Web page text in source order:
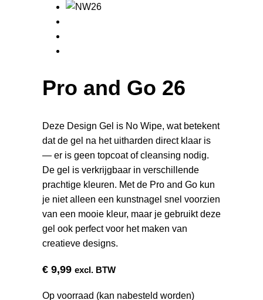
Pro and Go 26
Deze Design Gel is No Wipe, wat betekent
dat de gel na het uitharden direct klaar is
— er is geen topcoat of cleansing nodig.
De gel is verkrijgbaar in verschillende
prachtige kleuren. Met de Pro and Go kun
je niet alleen een kunstnagel snel voorzien
van een mooie kleur, maar je gebruikt deze
gel ook perfect voor het maken van
creatieve designs.
€ 9,99 excl. BTW
Op voorraad (kan nabesteld worden)